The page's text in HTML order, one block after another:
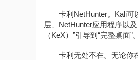
卡利NetHunter。Kali
层、NetHunter应用程序以
（KeX）”引导到“完整桌面”。
卡利无处不在。无论你